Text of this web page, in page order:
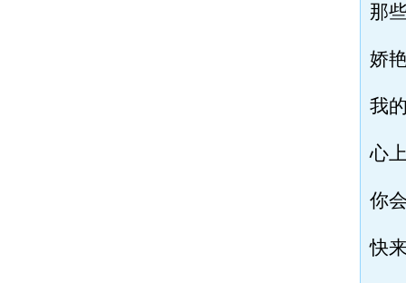
那
娇
我
心
你
快